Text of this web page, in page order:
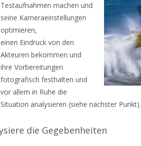
Testaufnahmen machen und
seine Kameraeinstellungen
optimieren,
einen Eindruck von den
Akteuren bekommen und
ihre Vorbereitungen
fotografisch festhalten und
vor allem in Ruhe die
Situation analysieren (siehe nächster Punkt).
die Gegebenheiten